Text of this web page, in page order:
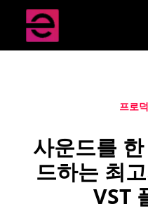
프로
사운드를
드하는 최
VST